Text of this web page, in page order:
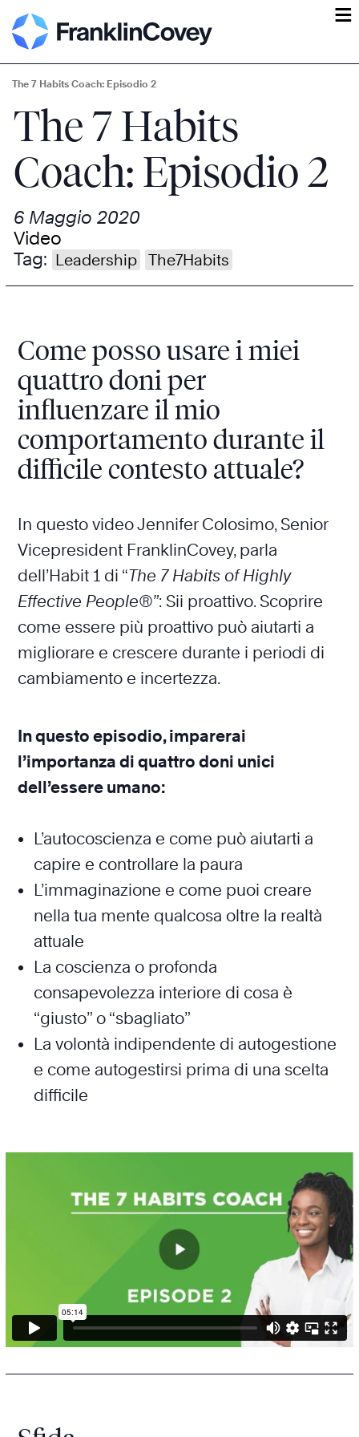
ĕ
The 7 Habits Coach: Episodio 2
The 7 Habits
Coach: Episodio 2
6 Maggio 2020
Video
Tag: Leadership The7Habits
Come posso usare i miei
quattro doni per
influenzare il mio
comportamento durante il
difficile contesto attuale?
In questo video Jennifer Colosimo, Senior
Vicepresident FranklinCovey, parla
dell’Habit 1 di “The 7 Habits of Highly
Effective People®”: Sii proattivo. Scoprire
come essere più proattivo può aiutarti a
migliorare e crescere durante i periodi di
cambiamento e incertezza.
In questo episodio, imparerai
l’importanza di quattro doni unici
dell’essere umano:
L’autocoscienza e come può aiutarti a
capire e controllare la paura
L’immaginazione e come puoi creare
nella tua mente qualcosa oltre la realtà
attuale
La coscienza o profonda
consapevolezza interiore di cosa è
“giusto” o “sbagliato”
La volontà indipendente di autogestione
e come autogestirsi prima di una scelta
difficile